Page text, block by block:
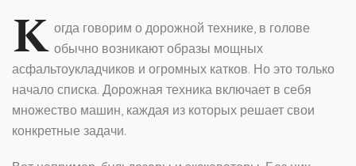
К огда говорим о дорожной технике, в голове
обычно возникают образы мощных
асфальтоукладчиков и огромных катков. Но это только
начало списка. Дорожная техника включает в себя
множество машин, каждая из которых решает свои
конкретные задачи.